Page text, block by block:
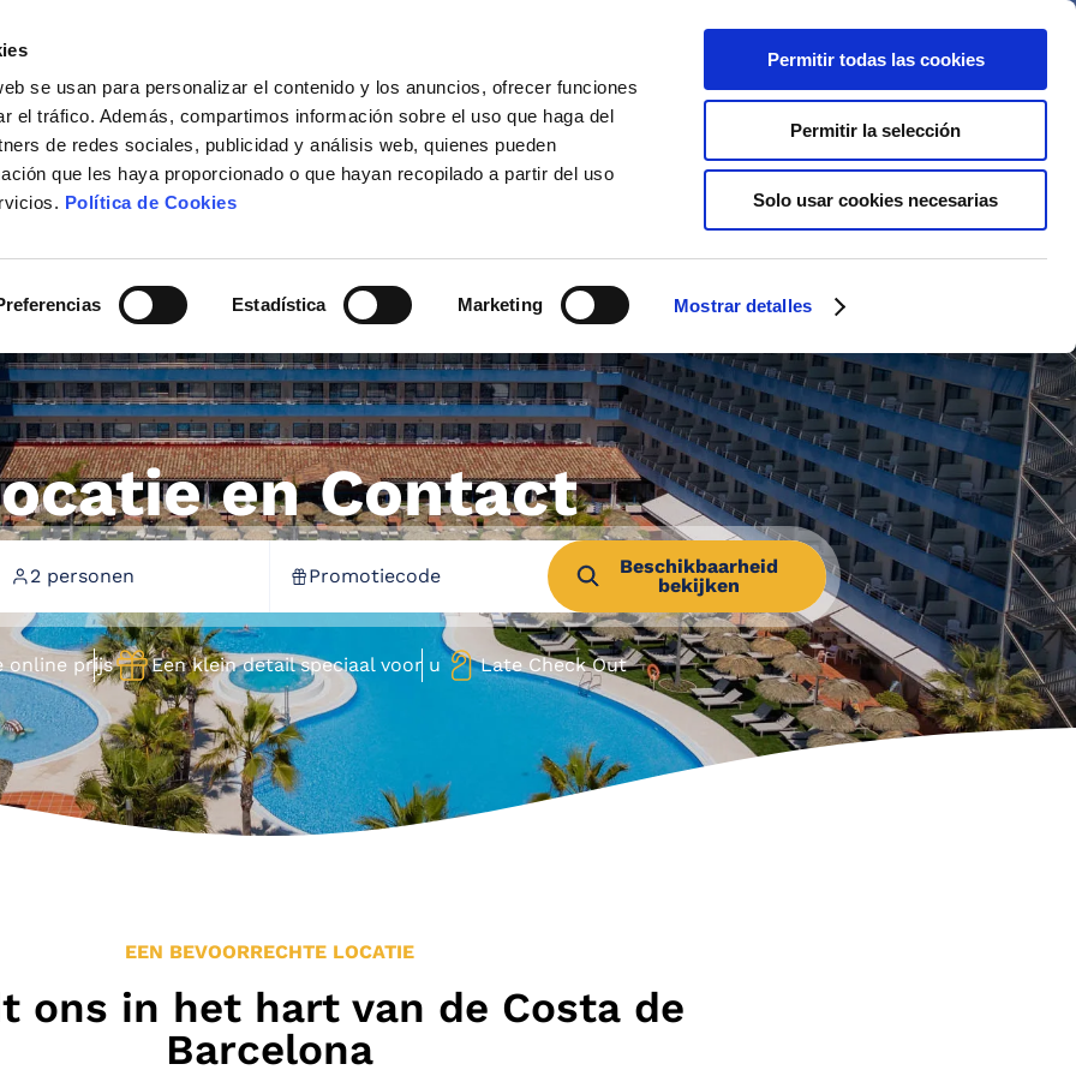
se usan para personalizar el contenido y los anuncios, ofrecer funciones
el tráfico. Además, compartimos información sobre el uso que haga del
de redes sociales, publicidad y análisis web, quienes pueden
que les haya proporcionado o que hayan recopilado a partir del uso
Política de Cookies
Estadística Marketing Mostrar detalles
Permitir todas las cookies
Permitir la selección
Solo usar cookies necesarias
Bevestigen Home AanbiedingenGalerij
GastronomieDiensten en Faciliteiten
ActiviteitenBlog
Locatie en contactVrijetijdsbesteding in de omgeving
Passeig Marítim, s/n 08398
Santa Susanna (Barcelona), Spanje
reservas@tahitiplaya.com
en Contact
2 personen
Kinderen (4-7) Baby's (0-3)
Promotiecode
Beschikbaarheid
bekijken
online prijs Een klein detail speciaal voor u Late Check Out
EEN BEVOORRECHTE LOCATIE
ons in het hart van de Costa de
Barcelona